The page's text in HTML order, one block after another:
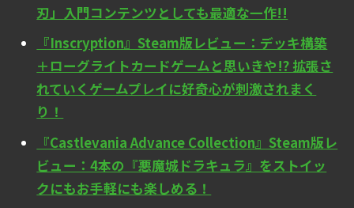
刃」入門コンテンツとしても最適な一作!!
『Inscryption』Steam版レビュー：デッキ構築
＋ローグライトカードゲームと思いきや!? 拡張さ
れていくゲームプレイに好奇心が刺激されまく
り！
『Castlevania Advance Collection』Steam版レ
ビュー：4本の『悪魔城ドラキュラ』をストイッ
クにもお手軽にも楽しめる！